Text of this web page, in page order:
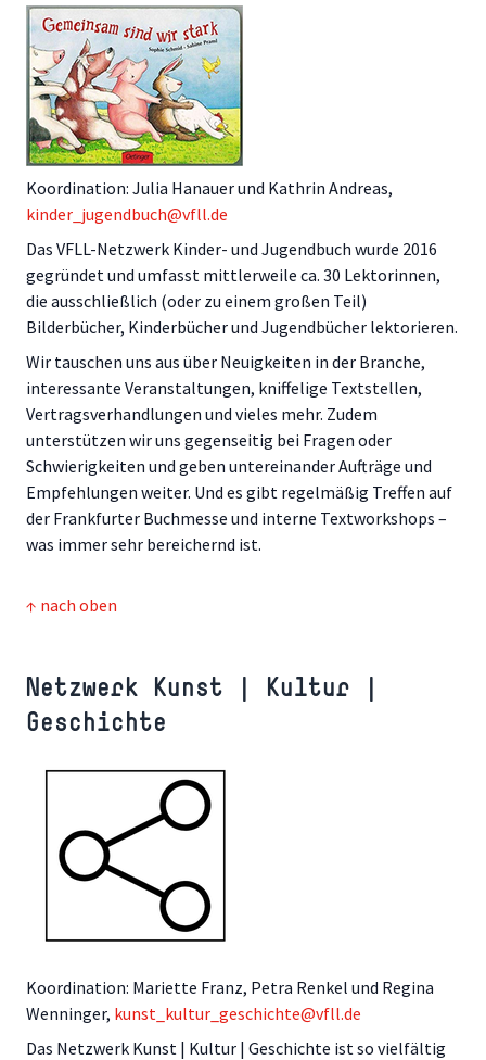
Koordination: Julia Hanauer und Kathrin Andreas,
kinder_jugendbuch@vfll.de
Das VFLL-Netzwerk Kinder- und Jugendbuch wurde 2016
gegründet und umfasst mittlerweile ca. 30 Lektorinnen,
die ausschließlich (oder zu einem großen Teil)
Bilderbücher, Kinderbücher und Jugendbücher lektorieren.
Wir tauschen uns aus über Neuigkeiten in der Branche,
interessante Veranstaltungen, kniffelige Textstellen,
Vertragsverhandlungen und vieles mehr. Zudem
unterstützen wir uns gegenseitig bei Fragen oder
Schwierigkeiten und geben untereinander Aufträge und
Empfehlungen weiter. Und es gibt regelmäßig Treffen auf
der Frankfurter Buchmesse und interne Textworkshops –
was immer sehr bereichernd ist.
↑ nach oben
Netzwerk Kunst | Kultur |
Geschichte
Koordination: Mariette Franz, Petra Renkel und Regina
Wenninger, kunst_kultur_geschichte@vfll.de
Das Netzwerk Kunst | Kultur | Geschichte ist so vielfältig